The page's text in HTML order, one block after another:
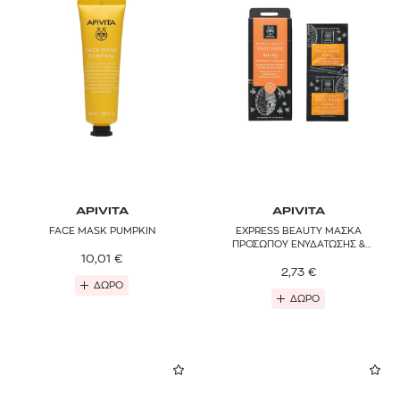
APIVITA
FACE MASK PUMPKIN
10,01 €
ΔΩΡΟ
APIVITA
EXPRESS BEAUTY ΜΑΣΚΑ
ΠΡΟΣΩΠΟΥ ΕΝΥΔΑΤΩΣΗΣ &
2,73 €
ΔΩΡΟ